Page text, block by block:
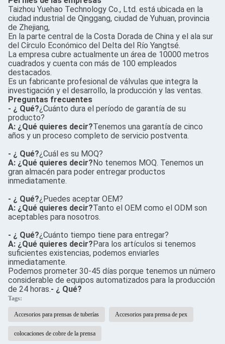
Taizhou Yuehao Technology Co., Ltd. está ubicada en la
ciudad industrial de Qinggang, ciudad de Yuhuan, provincia
de Zhejiang,
En la parte central de la Costa Dorada de China y el ala sur
del Círculo Económico del Delta del Río Yangtsé.
La empresa cubre actualmente un área de 10000 metros
cuadrados y cuenta con más de 100 empleados
destacados.
Es un fabricante profesional de válvulas que integra la
investigación y el desarrollo, la producción y las ventas.
Preguntas frecuentes
- ¿ Qué?¿Cuánto dura el período de garantía de su
producto?
A: ¿Qué quieres decir?Tenemos una garantía de cinco
años y un proceso completo de servicio postventa.
- ¿ Qué?¿Cuál es su MOQ?
A: ¿Qué quieres decir?No tenemos MOQ. Tenemos un
gran almacén para poder entregar productos
inmediatamente.
- ¿ Qué?¿Puedes aceptar OEM?
A: ¿Qué quieres decir?Tanto el OEM como el ODM son
aceptables para nosotros.
- ¿ Qué?¿Cuánto tiempo tiene para entregar?
A: ¿Qué quieres decir?Para los artículos si tenemos
suficientes existencias, podemos enviarles
inmediatamente.
Podemos prometer 30-45 días porque tenemos un número
considerable de equipos automatizados para la producción
de 24 horas.- ¿ Qué?
Tags:
Accesorios para prensas de tuberías Accesorios para prensa de pex
colocaciones de cobre de la prensa